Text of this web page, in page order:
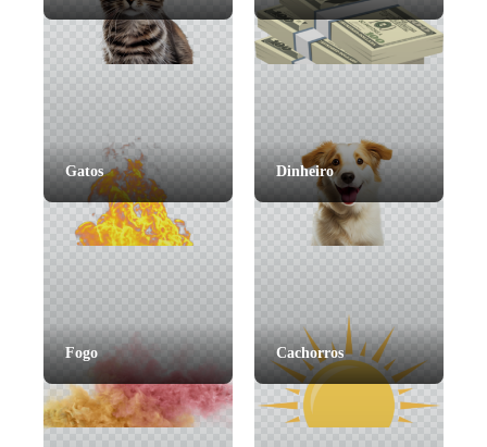
Gatos Dinheiro
Fogo Cachorros